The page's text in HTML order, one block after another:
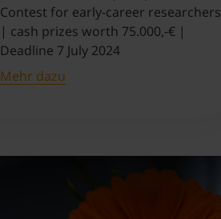
Contest for early-career researchers
| cash prizes worth 75.000,-€ |
Deadline 7 July 2024
Mehr dazu